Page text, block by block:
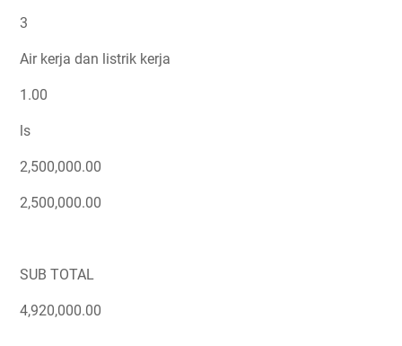
3
Air kerja dan listrik kerja
1.00
ls
2,500,000.00
2,500,000.00
SUB TOTAL
4,920,000.00